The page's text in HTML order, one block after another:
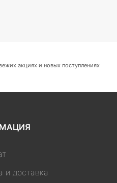
акциях и новых поступлениях
и доставка